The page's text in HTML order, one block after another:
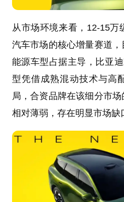
从市场环境来看，12-15万
汽车市场的核心增量赛道
能源车型占据主导，比亚
型凭借成熟混动技术与高
局，合资品牌在该细分市
相对薄弱，存在明显市场缺